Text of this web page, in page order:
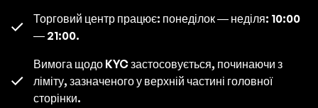
Торговий центр працює: понеділок — неділя: 10:00
— 21:00.
Вимога щодо KYC застосовується, починаючи з
ліміту, зазначеного у верхній частині головної
сторінки.